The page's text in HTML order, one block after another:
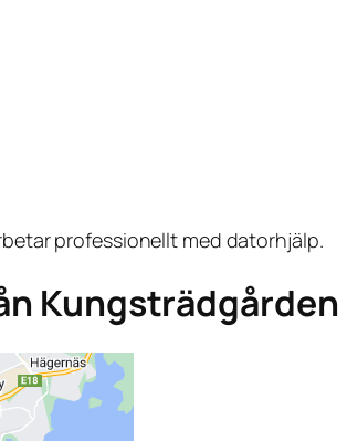
professionellt med datorhjälp.
Kungsträdgården